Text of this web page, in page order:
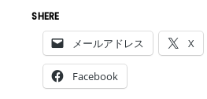
SHERE
メールアドレス X
Facebook